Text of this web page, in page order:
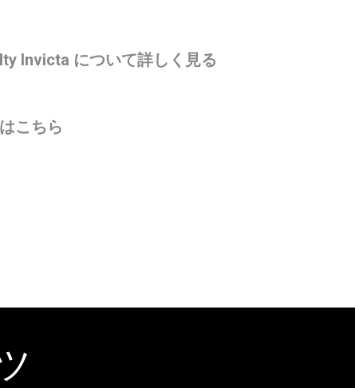
Invicta について詳しく見る
こちら